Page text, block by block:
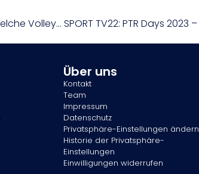
SPORT TV22: PTR Days 2023 – Ralf Pötter: Volleykonzepte – Welche Volleytechnik für welchen Spieler
Über uns
Kontakt
Team
Impressum
Datenschutz
Privatsphäre-Einstellungen ändern
Historie der Privatsphäre-
Einstellungen
Einwilligungen widerrufen